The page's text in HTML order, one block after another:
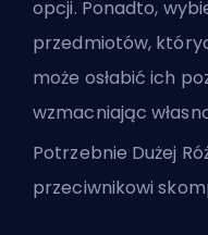
opcji. Ponadto,
przedmiotów,
może osłabić ich
wzmacniając
Potrzebnie Dużej
przeciwnikowi